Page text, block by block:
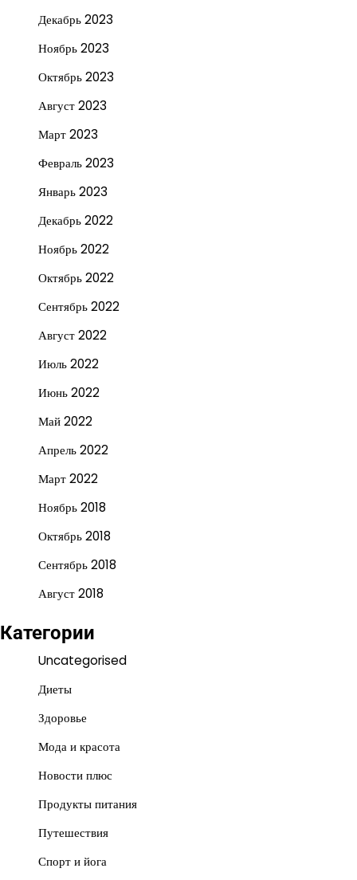
Декабрь 2023
Ноябрь 2023
Октябрь 2023
Август 2023
Март 2023
Февраль 2023
Январь 2023
Декабрь 2022
Ноябрь 2022
Октябрь 2022
Сентябрь 2022
Август 2022
Июль 2022
Июнь 2022
Май 2022
Апрель 2022
Март 2022
Ноябрь 2018
Октябрь 2018
Сентябрь 2018
Август 2018
Категории
Uncategorised
Диеты
Здоровье
Мода и красота
Новости плюс
Продукты питания
Путешествия
Спорт и йога